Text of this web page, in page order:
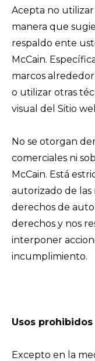
Acepta no
manera que
respaldo ente
McCain.
marcos
o utilizar otras
visual del Sitio
No se otorgan
comerciales ni
McCain. Está
autorizado de las
derechos de
derechos y nos
interponer
incumplimiento.
Usos prohibidos
Excepto en la